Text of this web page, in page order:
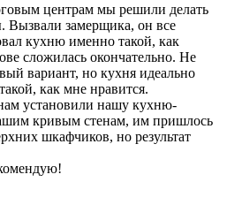
центрам мы решили делать
Вызвали замерщика, он все
кухню именно такой, как
сложилась окончательно. Не
вариант, но кухня идеально
как мне нравится.
установили нашу кухню-
кривым стенам, им пришлось
шкафчиков, но результат